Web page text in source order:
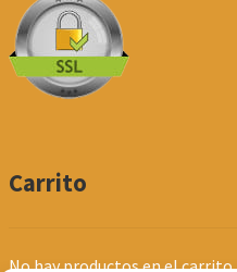
Carrito
No hay productos en el carrito.